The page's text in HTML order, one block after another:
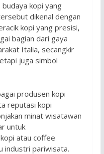
budaya kopi yang
dikenal dengan
kopi yang presisi,
bagian dari gaya
Italia, secangkir
juga simbol
produsen kopi
reputasi kopi
minat wisatawan
untuk
atau coffee
industri pariwisata.